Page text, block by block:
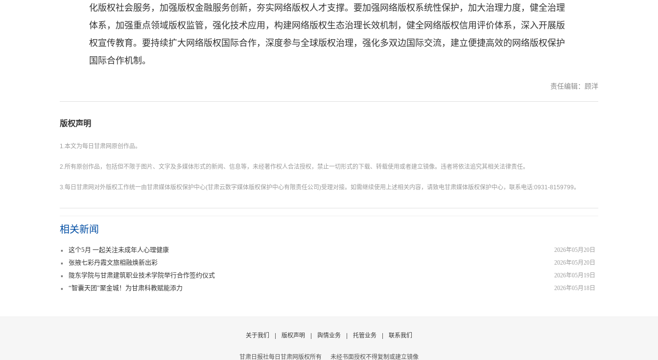
化版权社会服务，加强版权金融服务创新，夯实网络版权人才支撑。要加强网络版权系统性保护，加大治理力度，健全治理
体系，加强重点领域版权监管，强化技术应用，构建网络版权生态治理长效机制，健全网络版权信用评价体系，深入开展版
权宣传教育。要持续扩大网络版权国际合作，深度参与全球版权治理，强化多双边国际交流，建立便捷高效的网络版权保护
国际合作机制。
责任编辑：顾洋
版权声明
1.本文为每日甘肃网原创作品。
2.所有原创作品，包括但不限于图片、文字及多媒体形式的新闻、信息等，未经著作权人合法授权，禁止一切形式的下载、转载使用或者建立镜像。违者将依法追究其相关法律责任。
3.每日甘肃网对外版权工作统一由甘肃媒体版权保护中心(甘肃云数字媒体版权保护中心有限责任公司)受理对接。如需继续使用上述相关内容，请致电甘肃媒体版权保护中心，联系电话:0931-8159799。
相关新闻
2026年05月20日
这个5月 一起关注未成年人心理健康
2026年05月20日
张掖七彩丹霞文旅相融焕新出彩
2026年05月19日
陇东学院与甘肃建筑职业技术学院举行合作签约仪式
2026年05月18日
“智囊天团”聚金城！为甘肃科教赋能添力
关于我们 版权声明 舆情业务 托管业务 联系我们
甘肃日报社每日甘肃网版权所有 未经书面授权不得复制或建立镜像